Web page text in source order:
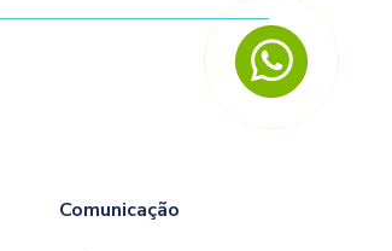
Comunicação